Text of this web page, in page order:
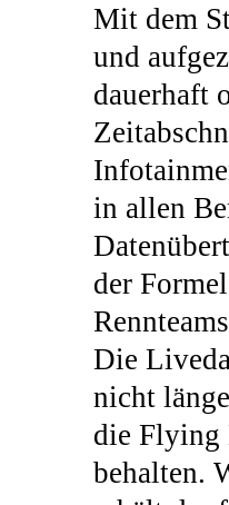
Mit dem
und
dauerhaft
in allen
der
Die
nicht
die Flying
behalten.